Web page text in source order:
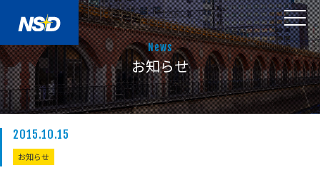
News
お知らせ
2015.10.15
お知らせ